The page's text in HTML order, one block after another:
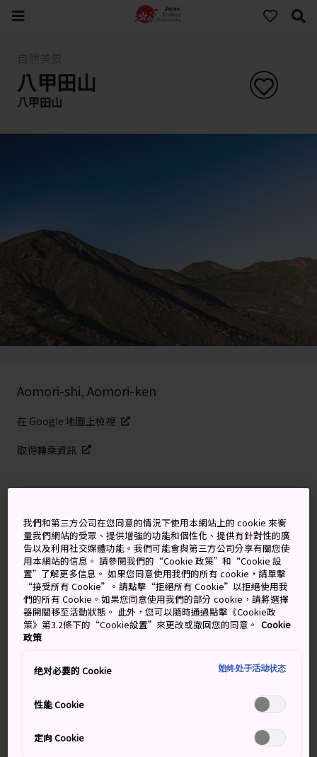
八甲田山
八甲田山
Aomori-shi, Aomori-ken
在 Google 地圖上檢視
取得轉乘資訊
冬天在雪怪間穿梭滑雪，到了天
氣變暖的月份，再到原始森林健
行
火山噴發造就出八甲田山周圍的天然樂園；原始的高山森
我們和第三方公司在您同意的情況下使用本網站上的 cookie 來衡
量我們網站的受眾、提供增強的功能和個性化、提供有針對性的廣
告以及利用社交媒體功能。我們可能會與第三方公司分享有關您使
用本網站的信息。 請參閱我們的“Cookie 政策”和“Cookie 設
置”了解更多信息。 如果您同意使用我們的所有 cookie，請單擊
“接受所有 Cookie”。請點擊“拒絕所有 Cookie”以拒絕使用我
們的所有 Cookie。如果您同意使用我們的部分 cookie，請將選擇
器開關移至活動狀態。 此外，您可以隨時通過點擊《Cookie政
策》第3.2條下的“Cookie設置”來更改或撤回您的同意。 Cookie
政策
绝对必要的 Cookie 始终处于活动状态
性能 Cookie
定向 Cookie